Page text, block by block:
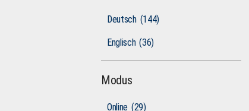
Deutsch (144)
Englisch (36)
Modus
Online (29)